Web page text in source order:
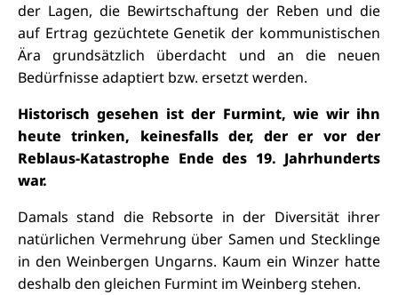
der Lagen, die Bewirtschaftung der Reben und die
auf Ertrag gezüchtete Genetik der kommunistischen
Ära grundsätzlich überdacht und an die neuen
Bedürfnisse adaptiert bzw. ersetzt werden.
Historisch gesehen ist der Furmint, wie wir ihn
heute trinken, keinesfalls der, der er vor der
Reblaus-Katastrophe Ende des 19. Jahrhunderts
war.
Damals stand die Rebsorte in der Diversität ihrer
natürlichen Vermehrung über Samen und Stecklinge
in den Weinbergen Ungarns. Kaum ein Winzer hatte
deshalb den gleichen Furmint im Weinberg stehen.